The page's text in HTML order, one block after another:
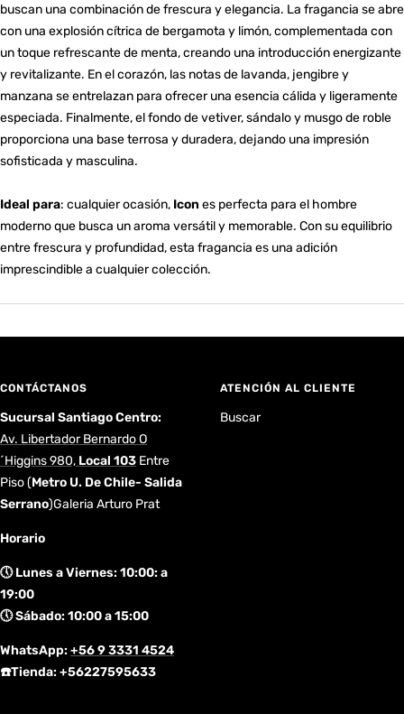
buscan una combinación de frescura y elegancia. La fragancia se abre
con una explosión cítrica de bergamota y limón, complementada con
un toque refrescante de menta, creando una introducción energizante
y revitalizante. En el corazón, las notas de lavanda, jengibre y
manzana se entrelazan para ofrecer una esencia cálida y ligeramente
especiada. Finalmente, el fondo de vetiver, sándalo y musgo de roble
proporciona una base terrosa y duradera, dejando una impresión
sofisticada y masculina.
Ideal para: cualquier ocasión, Icon es perfecta para el hombre
moderno que busca un aroma versátil y memorable. Con su equilibrio
entre frescura y profundidad, esta fragancia es una adición
imprescindible a cualquier colección.
CONTÁCTANOS
Sucursal Santiago Centro:
Av. Libertador Bernardo O
´Higgins 980, Local 103 Entre
Piso(Metro U. De Chile- Salida
Serrano)Galeria Arturo Prat
Horario
🕔 Lunes a Viernes: 10:00: a
19:00
🕔 Sábado: 10:00 a 15:00
WhatsApp:+56 9 3331 4524
☎️Tienda: +56227595633
ATENCIÓN AL CLIENTE
Buscar